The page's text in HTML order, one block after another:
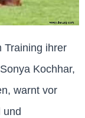
Training ihrer
Kochhar,
warnt vor
und